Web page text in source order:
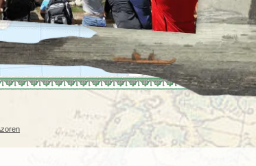
Afrika
Paraguay
Peru
Suriname
Bosnië en Herzegovina
Bulgarije
Engeland
Estland
Finland
Frankrijk
Nieuwe reizen
Rondreis China & Tibet, 42
dagen
Rondreis Sulawesi &
Molukken, 22 dagen